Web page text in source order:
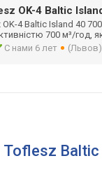
OK-4 Baltic
4 Baltic Island 40
700 м³/год,
С нами 6 лет (Львов)
Baltic